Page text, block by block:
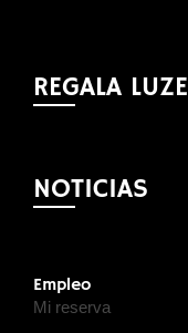
REGALA LUZE
NOTICIAS
Empleo
Mi reserva